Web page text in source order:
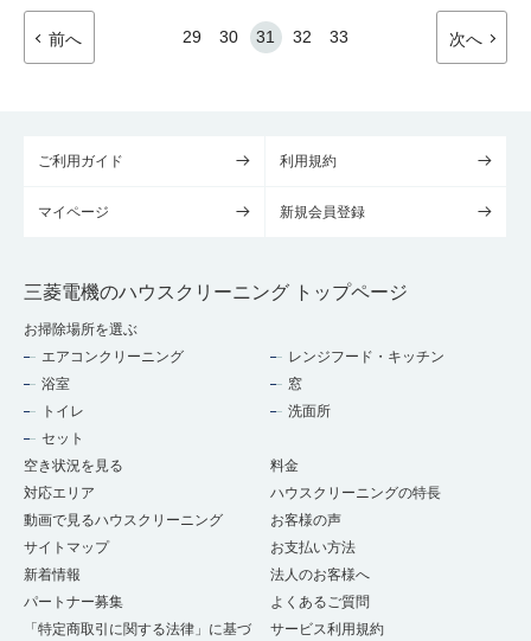
前へ 29 30 31 32 33 次へ
ご利用ガイド 利用規約
マイページ 新規会員登録
三菱電機のハウスクリーニング トップページ
お掃除場所を選ぶ
エアコンクリーニング
レンジフード・キッチン
浴室
窓
トイレ
洗面所
セット
空き状況を見る
料金
対応エリア
ハウスクリーニングの特長
動画で見るハウスクリーニング
お客様の声
サイトマップ
お支払い方法
新着情報
法人のお客様へ
パートナー募集
よくあるご質問
「特定商取引に関する法律」に基づ
サービス利用規約